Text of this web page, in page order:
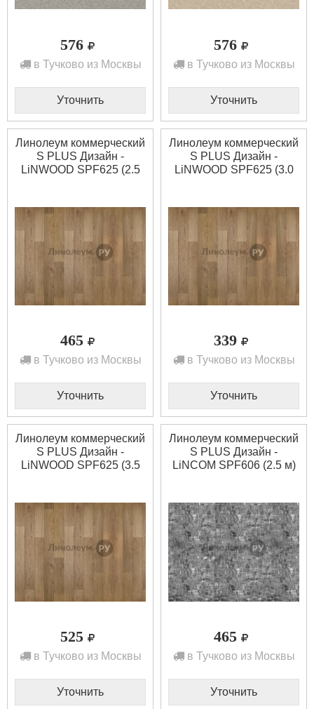
576
в Тучково из Москвы
Уточнить
576
в Тучково из Москвы
Уточнить
Линолеум коммерческий
S PLUS Дизайн -
LiNWOOD SPF625 (2.5
465
в Тучково из Москвы
Уточнить
Линолеум коммерческий
S PLUS Дизайн -
LiNWOOD SPF625 (3.0
339
в Тучково из Москвы
Уточнить
Линолеум коммерческий
S PLUS Дизайн -
LiNWOOD SPF625 (3.5
525
в Тучково из Москвы
Уточнить
Линолеум коммерческий
S PLUS Дизайн -
LiNCOM SPF606 (2.5 м)
465
в Тучково из Москвы
Уточнить